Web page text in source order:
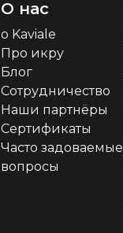
О нас
о Kaviale
Про икру
Блог
Сотрудничество
Наши партнёры
Сертификаты
Часто задоваемые
вопросы